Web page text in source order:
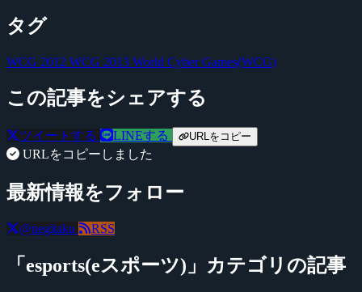
タグ
WCG 2012 WCG 2013 World Cyber Games(WCG)
この記事をシェアする
ツイートする LINEする URLをコピー
URLをコピーしました
最新情報をフォロー
@negitaku RSS
「esports(eスポーツ)」カテゴリの記事